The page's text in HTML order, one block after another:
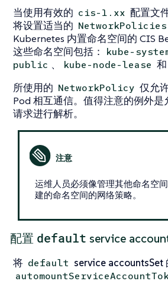
当使用有效的 cis-1.xx 配置文
将设置适当的 NetworkPolicies
Kubernetes 内置命名空间的 CIS
这些命名空间包括：
kube-
public 、 kube-node-lease 和
所使用的 NetworkPolicy 仅允
Pod 相互通信。值得注意的例外是
请求进行解析。
运维人员必须像管理其他命名空
建的命名空间的网络策略。
配置 default service
将 default service accountsSet